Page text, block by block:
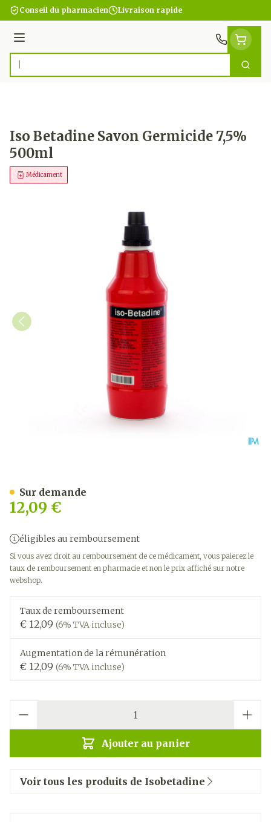
Aller au contenu
Conseil du pharmacien Livraison rapide
Menu
Rechercher
Iso Betadine Savon Germicide 7,5%
500ml
Médicament
12,09 €
éligibles au remboursement
Si vous avez droit au remboursement de ce médicament, vous paierez le
taux de remboursement en pharmacie et non le prix affiché sur notre
webshop.
Taux de remboursement
€ 12,09 (6% TVA incluse)
Augmentation de la rémunération
€ 12,09 (6% TVA incluse)
Ajouter au panier
Sur demande
Voir tous les produits de Isobetadine